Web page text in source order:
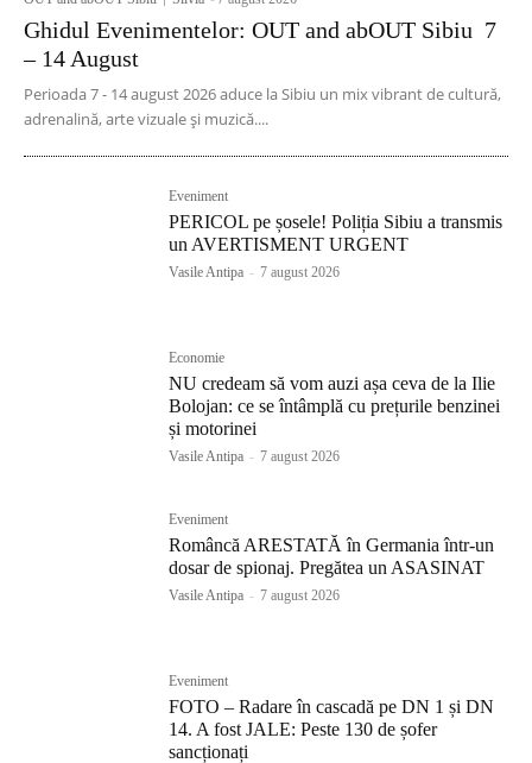
Ghidul Evenimentelor: OUT and abOUT Sibiu 7
– 14 August
Perioada 7 - 14 august 2026 aduce la Sibiu un mix vibrant de cultură,
adrenalină, arte vizuale și muzică....
Eveniment
PERICOL pe șosele! Poliția Sibiu a transmis
un AVERTISMENT URGENT
Vasile Antipa - 7 august 2026
Economie
NU credeam să vom auzi așa ceva de la Ilie
Bolojan: ce se întâmplă cu prețurile benzinei
și motorinei
Vasile Antipa - 7 august 2026
Eveniment
Româncă ARESTATĂ în Germania într-un
dosar de spionaj. Pregătea un ASASINAT
Vasile Antipa - 7 august 2026
Eveniment
FOTO – Radare în cascadă pe DN 1 și DN
14. A fost JALE: Peste 130 de șofer
sancționați